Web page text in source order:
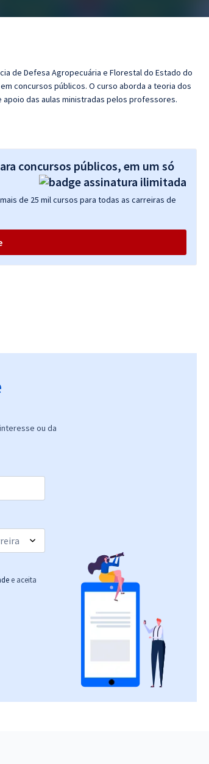
de Defesa Agropecuária e Florestal do Estado do
concursos públicos. O curso aborda a teoria dos
das aulas ministradas pelos professores.
concursos públicos, em um só
de 25 mil cursos para todas as carreiras de
ou da
e aceita